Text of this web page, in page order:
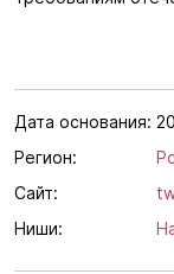
Дата основания:
Регион:
Сайт:
Ниши: